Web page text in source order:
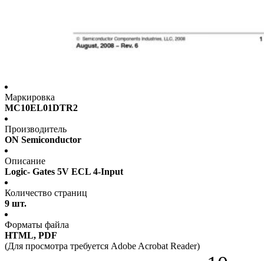
Маркировка
MC10EL01DTR2
Производитель
ON Semiconductor
Описание
Logic- Gates 5V ECL 4-Input
Количество страниц
9 шт.
Форматы файла
HTML, PDF
(Для просмотра требуется Adobe Acrobat Reader)